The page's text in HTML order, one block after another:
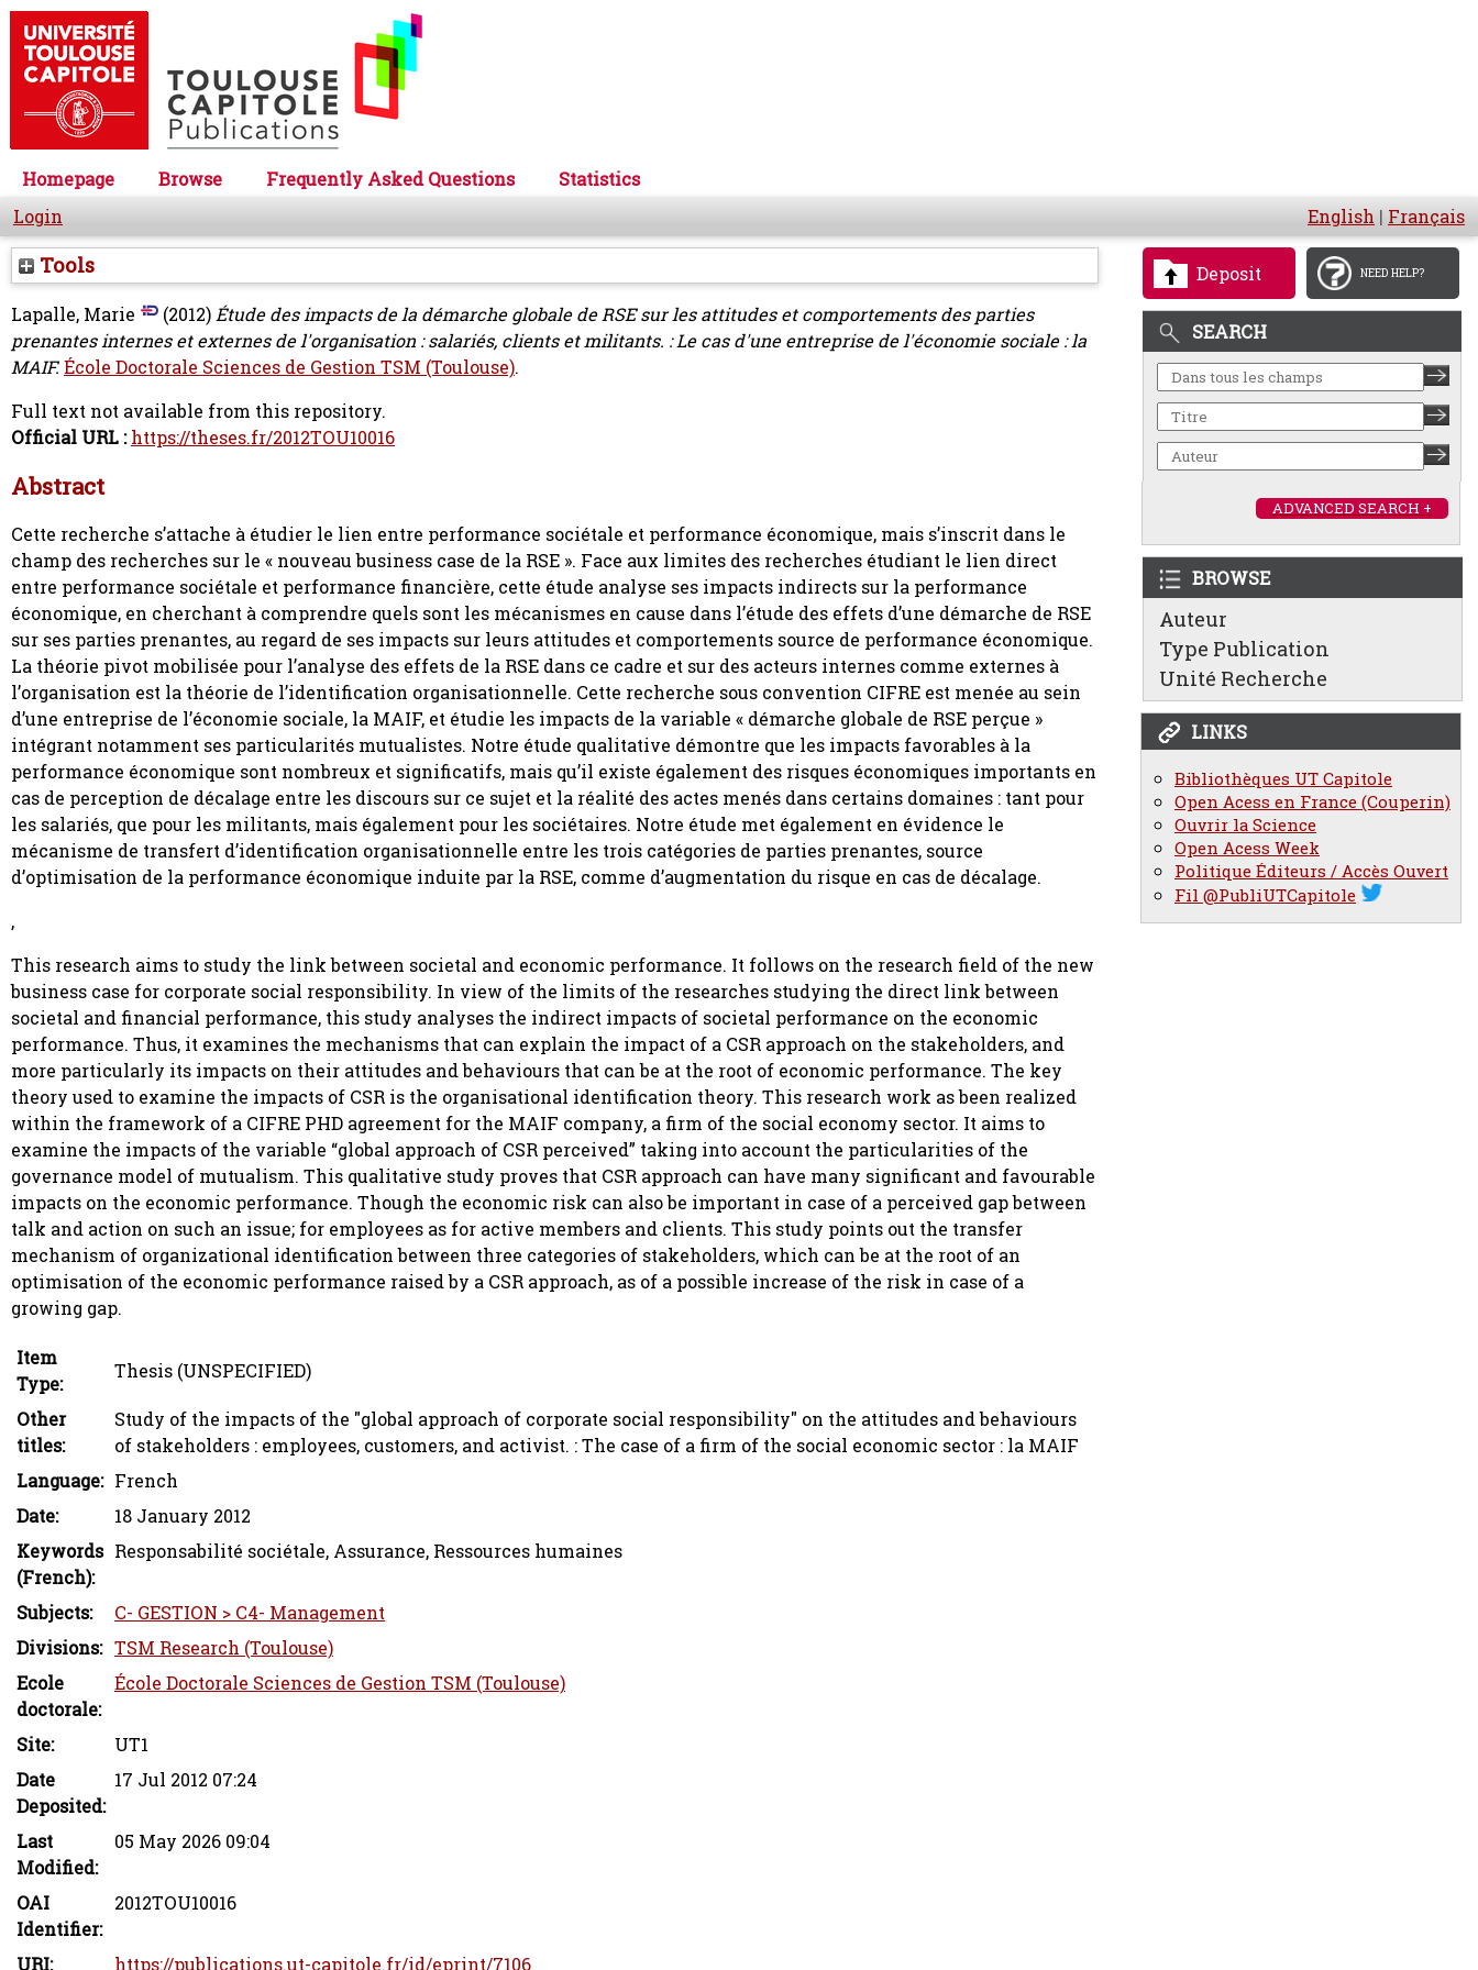
Homepage Browse Frequently Asked Questions
Statistics
Login
English | Français
Deposit NEED HELP?
SEARCH
ADVANCED SEARCH +
BROWSE
Auteur
Type Publication
Unité Recherche
LINKS
Bibliothèques UT Capitole
Open Acess en France (Couperin)
Ouvrir la Science
Open Acess Week
Politique Éditeurs / Accès Ouvert
Fil @PubliUTCapitole
Tools
Lapalle, Marie (2012)Étude des impacts de la démarche globale de RSE sur les attitudes et comportements des parties
prenantes internes et externes de l'organisation : salariés, clients et militants. : Le cas d'une entreprise de l'économie sociale : la
MAIF.École Doctorale Sciences de Gestion TSM (Toulouse).
Full text not available from this repository.
Official URL : https://theses.fr/2012TOU10016
Abstract
Cette recherche s’attache à étudier le lien entre performance sociétale et performance économique, mais s’inscrit dans le
champ des recherches sur le « nouveau business case de la RSE ». Face aux limites des recherches étudiant le lien direct
entre performance sociétale et performance financière, cette étude analyse ses impacts indirects sur la performance
économique, en cherchant à comprendre quels sont les mécanismes en cause dans l’étude des effets d’une démarche de RSE
sur ses parties prenantes, au regard de ses impacts sur leurs attitudes et comportements source de performance économique.
La théorie pivot mobilisée pour l’analyse des effets de la RSE dans ce cadre et sur des acteurs internes comme externes à
l’organisation est la théorie de l’identification organisationnelle. Cette recherche sous convention CIFRE est menée au sein
d’une entreprise de l’économie sociale, la MAIF, et étudie les impacts de la variable « démarche globale de RSE perçue »
intégrant notamment ses particularités mutualistes. Notre étude qualitative démontre que les impacts favorables à la
performance économique sont nombreux et significatifs, mais qu’il existe également des risques économiques importants en
cas de perception de décalage entre les discours sur ce sujet et la réalité des actes menés dans certains domaines : tant pour
les salariés, que pour les militants, mais également pour les sociétaires. Notre étude met également en évidence le
mécanisme de transfert d’identification organisationnelle entre les trois catégories de parties prenantes, source
d’optimisation de la performance économique induite par la RSE, comme d’augmentation du risque en cas de décalage.
,
This research aims to study the link between societal and economic performance. It follows on the research field of the new
business case for corporate social responsibility. In view of the limits of the researches studying the direct link between
societal and financial performance, this study analyses the indirect impacts of societal performance on the economic
performance. Thus, it examines the mechanisms that can explain the impact of a CSR approach on the stakeholders, and
more particularly its impacts on their attitudes and behaviours that can be at the root of economic performance. The key
theory used to examine the impacts of CSR is the organisational identification theory. This research work as been realized
within the framework of a CIFRE PHD agreement for the MAIF company, a firm of the social economy sector. It aims to
examine the impacts of the variable “global approach of CSR perceived” taking into account the particularities of the
governance model of mutualism. This qualitative study proves that CSR approach can have many significant and favourable
impacts on the economic performance. Though the economic risk can also be important in case of a perceived gap between
talk and action on such an issue; for employees as for active members and clients. This study points out the transfer
mechanism of organizational identification between three categories of stakeholders, which can be at the root of an
optimisation of the economic performance raised by a CSR approach, as of a possible increase of the risk in case of a
growing gap.
Item
Type:
Thesis (UNSPECIFIED)
Other
titles:
Study of the impacts of the "global approach of corporate social responsibility" on the attitudes and behaviours
of stakeholders : employees, customers, and activist. : The case of a firm of the social economic sector : la MAIF
Language: French
Date:
18 January 2012
Keywords
(French):
Responsabilité sociétale, Assurance, Ressources humaines
Subjects:
C- GESTION > C4- Management
Divisions: TSM Research (Toulouse)
Ecole
doctorale:
École Doctorale Sciences de Gestion TSM (Toulouse)
Site:
UT1
Date
Deposited:
17 Jul 2012 07:24
Last
Modified:
05 May 2026 09:04
OAI
Identifier:
2012TOU10016
URI: https://publications.ut-capitole.fr/id/eprint/7106